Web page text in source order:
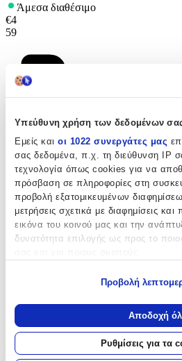
Υπεύθυνη χρήση των δεδομένων
Εμείς και οι 1022 συνεργάτες μας
σας δεδομένα, π.χ. τη διεύθυνση IP
τεχνολογία όπως cookies για να
πρόσβαση σε πληροφορίες στη
προβολή εξατομικευμένων
μετρήσεις σχετικά με διαφημίσεις
εικόνα του κοινού μας και την
δυνατότητα επιλογής ως προς το
Εάν μας επιτρέπετε, θα θέλαμε
τοποθεσία, οι οποίες μπορεί να
Να αναγνωρίσουμε τη
για συγκεκριμένα
Προβολή
Αποδοχή
Ρυθμίσεις για τα
Άμεσα διαθέσιμο
€4
59
Best Seller